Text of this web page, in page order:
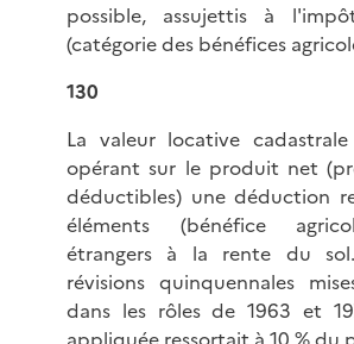
possible, assujettis à
(catégorie des bénéfices
130
La valeur locative
opérant sur le produit net
déductibles) une déduction
éléments (bénéfice
étrangers à la rente du
révisions quinquennales
dans les rôles de 1963 et